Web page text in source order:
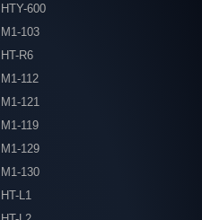
HTY-600
M1-103
HT-R6
M1-112
M1-121
M1-119
M1-129
M1-130
HT-L1